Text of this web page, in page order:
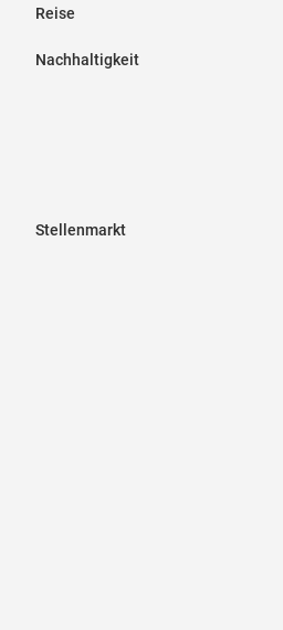
Reise
Nachhaltigkeit
Stellenmarkt